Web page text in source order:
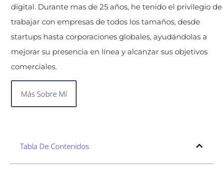
digital. Durante mas de 25 años, he tenido el privilegio de
trabajar con empresas de todos los tamaños, desde
startups hasta corporaciones globales, ayudándolas a
mejorar su presencia en línea y alcanzar sus objetivos
comerciales.
Más Sobre Mí
Tabla De Contenidos